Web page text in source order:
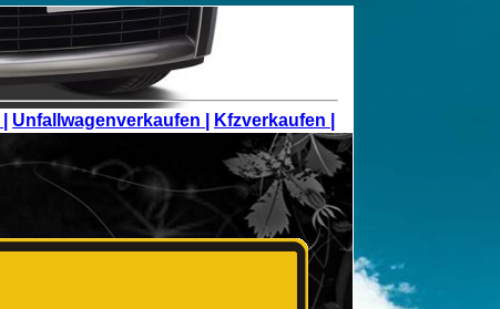
Unfallwagenverkaufen | Kfzverkaufen |